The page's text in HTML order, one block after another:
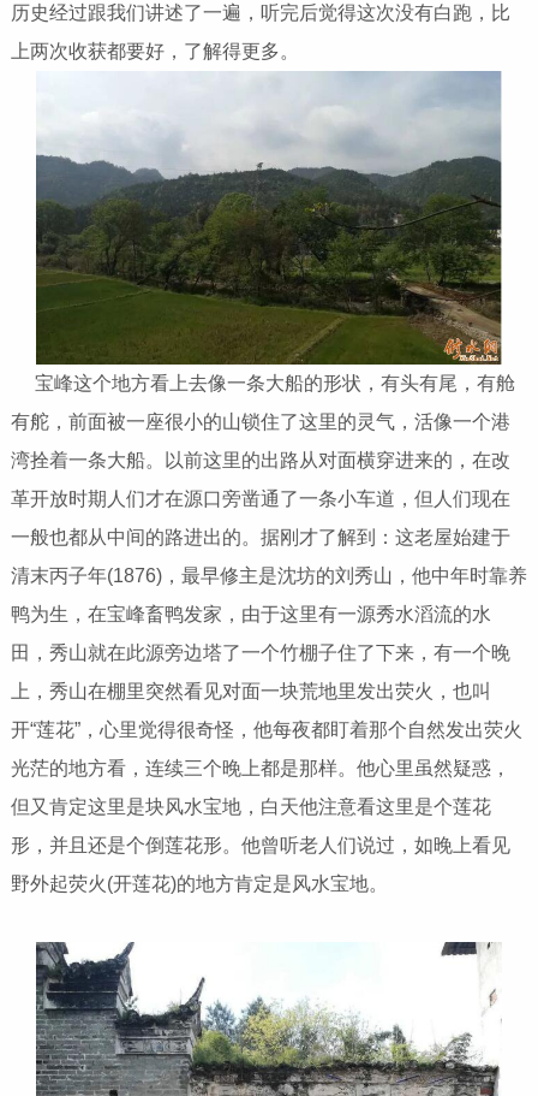
历史经过跟我们讲述了一遍，听完后觉得这次没有白跑，比
上两次收获都要好，了解得更多。
宝峰这个地方看上去像一条大船的形状，有头有尾，有舱
有舵，前面被一座很小的山锁住了这里的灵气，活像一个港
湾拴着一条大船。以前这里的出路从对面横穿进来的，在改
革开放时期人们才在源口旁凿通了一条小车道，但人们现在
一般也都从中间的路进出的。据刚才了解到：这老屋始建于
清末丙子年(1876)，最早修主是沈坊的刘秀山，他中年时靠养
鸭为生，在宝峰畜鸭发家，由于这里有一源秀水滔流的水
田，秀山就在此源旁边塔了一个竹棚子住了下来，有一个晚
上，秀山在棚里突然看见对面一块荒地里发出荧火，也叫
开“莲花”，心里觉得很奇怪，他每夜都盯着那个自然发出荧火
光茫的地方看，连续三个晚上都是那样。他心里虽然疑惑，
但又肯定这里是块风水宝地，白天他注意看这里是个莲花
形，并且还是个倒莲花形。他曾听老人们说过，如晚上看见
野外起荧火(开莲花)的地方肯定是风水宝地。